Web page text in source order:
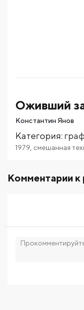
Оживший
Константин Янов
Категория:
1979 смешанная
Комментарии к